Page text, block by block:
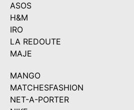
ASOS
H&M
IRO
LA REDOUTE
MAJE
MANGO
MATCHESFASHION
NET-A-PORTER